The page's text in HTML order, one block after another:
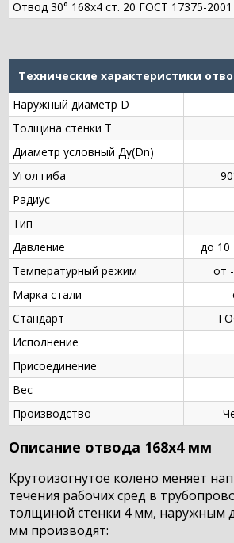
Отвод 30° 168х4 ст. 20 ГОСТ 17375-2001
Технические характеристики
Наружный диаметр D
Толщина стенки Т
Диаметр условный Ду(Dn)
Угол гиба
Радиус
Тип
Давление
до 10
Температурный режим
от
Марка стали
Стандарт
Исполнение
Присоединение
Вес
Производство
Описание отвода 168х4 мм
Крутоизогнутое колено меняет
течения рабочих сред в
толщиной стенки 4 мм, наружным
мм производят: